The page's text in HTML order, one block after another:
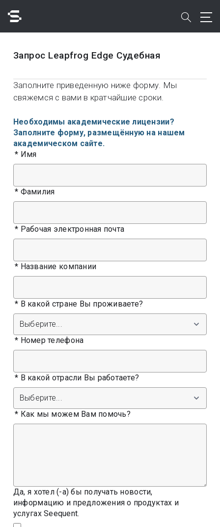
main
Быстрый доступ к
search
Запрос Leapfrog Edge Судебная
Заполните приведенную ниже форму. Мы
свяжемся с вами в кратчайшие сроки.
Необходимы академические лицензии?
Заполните форму, размещённую на нашем
академическом сайте.
* Имя
* Фамилия
* Рабочая электронная почта
* Название компании
* В какой стране Вы проживаете?
* Номер телефона
* В какой отрасли Вы работаете?
* Как мы можем Вам помочь?
Да, я хотел (-а) бы получать новости,
информацию и предложения о продуктах и
услугах Seequent.